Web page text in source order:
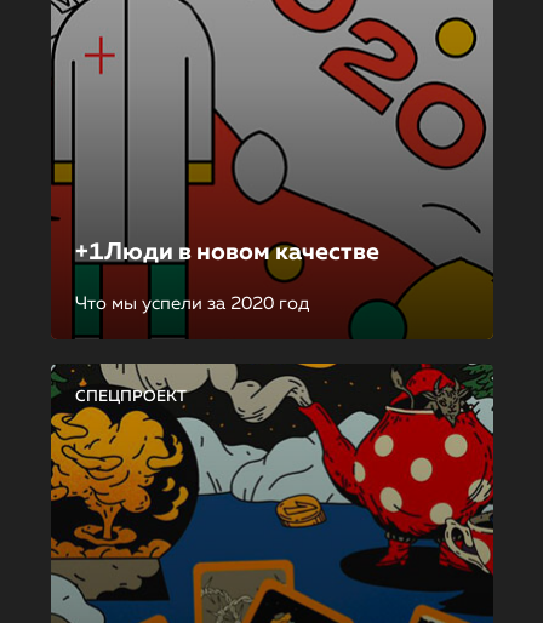
+1Люди в новом качестве
Что мы успели за 2020 год
СПЕЦПРОЕКТ